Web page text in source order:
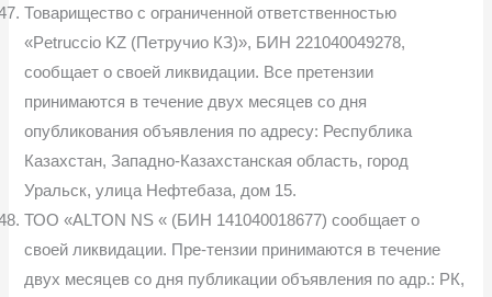
Товарищество с ограниченной ответственностью
«Petruccio KZ (Петручио КЗ)», БИН 221040049278,
сообщает о своей ликвидации. Все претензии
принимаются в течение двух месяцев со дня
опубликования объявления по адресу: Республика
Казахстан, Западно-Казахстанская область, город
Уральск, улица Нефтебаза, дом 15.
ТОО «ALTON NS « (БИН 141040018677) сообщает о
своей ликвидации. Пре-тензии принимаются в течение
двух месяцев со дня публикации объявления по адр.: РК,